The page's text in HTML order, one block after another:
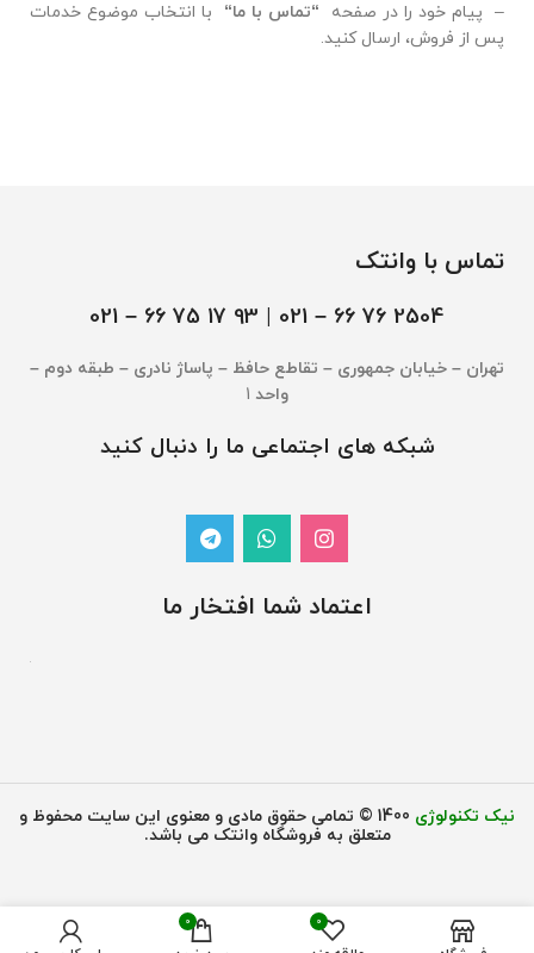
– پیام خود را در صفحه “تماس با ما“ با انتخاب موضوع خدمات
پس از فروش، ارسال کنید.
تماس با وانتک
2504 76 66 – 021 | 93 17 75 66
– 021
تهران – خیابان جمهوری – تقاطع حافظ – پاساژ نادری – طبقه دوم –
واحد
شبکه های اجتماعی ما را دنبال کنید
اعتماد شما افتخار ما
نیک تکنولوژی
1400 © تمامی حقوق مادی و معنوی این سایت محفوظ و
متعلق به فروشگاه وانتک می باشد.
0
0